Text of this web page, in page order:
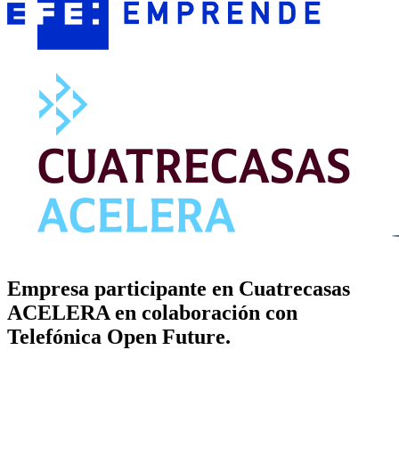
Empresa participante en Cuatrecasas
ACELERA en colaboración con
Telefónica Open Future.